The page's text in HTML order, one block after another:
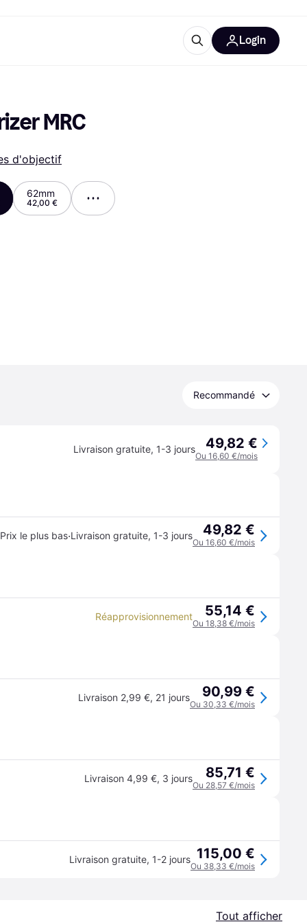
Login
MRC
d'objectif
62mm
42,00 €
Recommandé
Livraison gratuite, 1-3 jours 49,82 €
Ou 16,60 €/mois
Prix le plus bas·Livraison gratuite, 1-3 jours 49,82 €
Ou 16,60 €/mois
Réapprovisionnement 55,14 €
Ou 18,38 €/mois
Livraison 2,99 €, 21 jours 90,99 €
Ou 30,33 €/mois
Livraison 4,99 €, 3 jours 85,71 €
Ou 28,57 €/mois
Livraison gratuite, 1-2 jours 115,00 €
Ou 38,33 €/mois
Tout afficher